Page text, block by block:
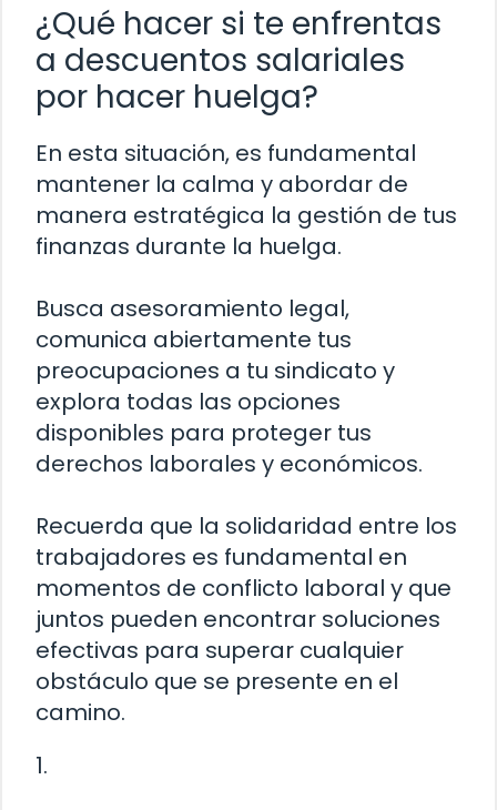
¿Qué hacer si te enfrentas
a descuentos salariales
por hacer huelga?
En esta situación, es fundamental
mantener la calma y abordar de
manera estratégica la gestión de tus
finanzas durante la huelga.
Busca asesoramiento legal,
comunica abiertamente tus
preocupaciones a tu sindicato y
explora todas las opciones
disponibles para proteger tus
derechos laborales y económicos.
Recuerda que la solidaridad entre los
trabajadores es fundamental en
momentos de conflicto laboral y que
juntos pueden encontrar soluciones
efectivas para superar cualquier
obstáculo que se presente en el
camino.
1.